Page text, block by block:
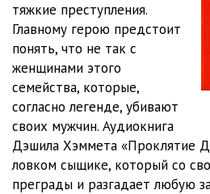
02_10_ Uvyadshie tsvety
02_11_ Bog
02_12_ Nechestivyy hram
03_13_ Tropinka na skale
03_14_ Razbityy «kraysler»
03_15_ «Ubil ego ya»
тяжкие преступления.
Главному герою предстоит
понять, что не так с
женщинами этого
семейства, которые,
согласно легенде, убивают
своих мужчин. Аудиокнига
Дэшила Хэммета «Проклятие
ловком сыщике, который со
преграды и разгадает любую